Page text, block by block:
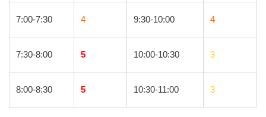
7:00-7:30 4 9:30-10:00 4
7:30-8:00 5 10:00-10:30 3
8:00-8:30 5 10:30-11:00 3